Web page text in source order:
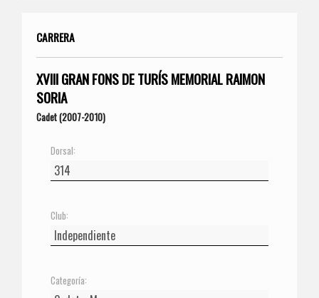
CARRERA
XVIII GRAN FONS DE TURÍS MEMORIAL RAIMON
SORIA
Cadet (2007-2010)
Dorsal:
Club:
Categoría: